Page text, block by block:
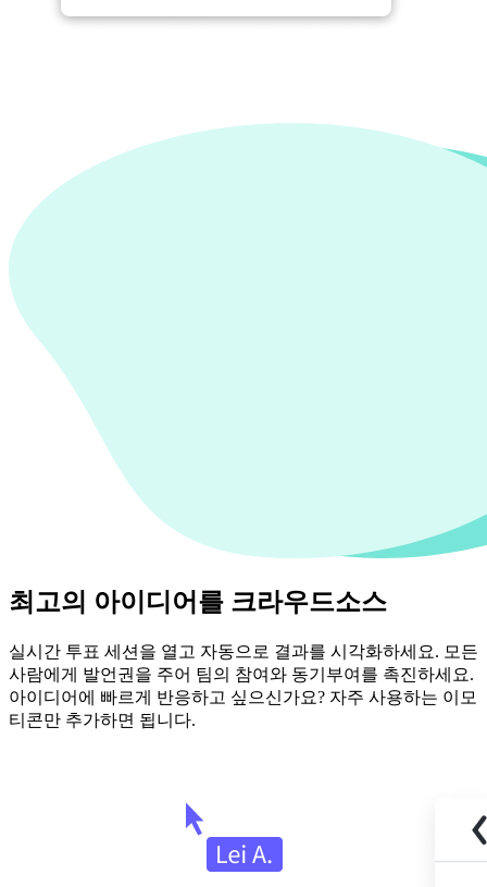
최고의 아이디어를 크라우드소스
실시간 투표 세션을 열고 자동으로 결과를 시각화하세요. 모든
사람에게 발언권을 주어 팀의 참여와 동기부여를 촉진하세요.
아이디어에 빠르게 반응하고 싶으신가요? 자주 사용하는 이모
티콘만 추가하면 됩니다.